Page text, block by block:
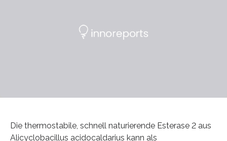
Die thermostabile, schnell naturierende Esterase 2 aus
Alicyclobacillus acidocaldarius kann als